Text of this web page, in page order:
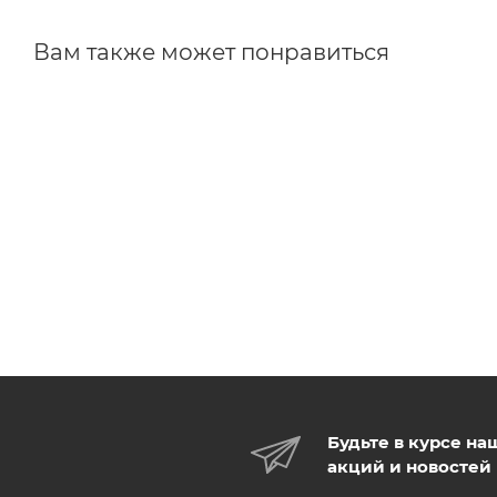
Вам также может понравиться
Будьте в курсе
акций и новостей